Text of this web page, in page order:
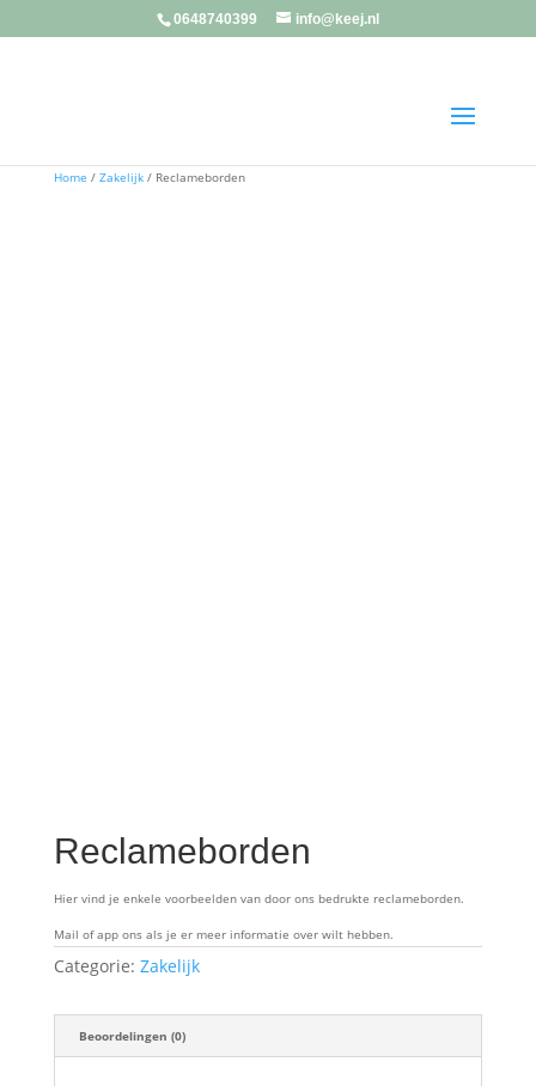
0648740399 info@keej.nl
Home / Zakelijk/ Reclameborden
Reclameborden
Hier vind je enkele voorbeelden van door ons bedrukte reclameborden.
Mail of app ons als je er meer informatie over wilt hebben.
Categorie: Zakelijk
Beoordelingen (0)